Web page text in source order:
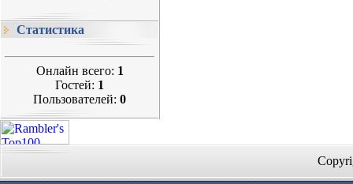
Статистика
Онлайн всего: 1
Гостей: 1
Пользователей: 0